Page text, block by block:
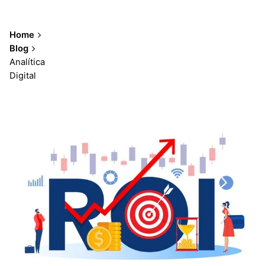
Home
Blog
Analítica
Digital
Posted by